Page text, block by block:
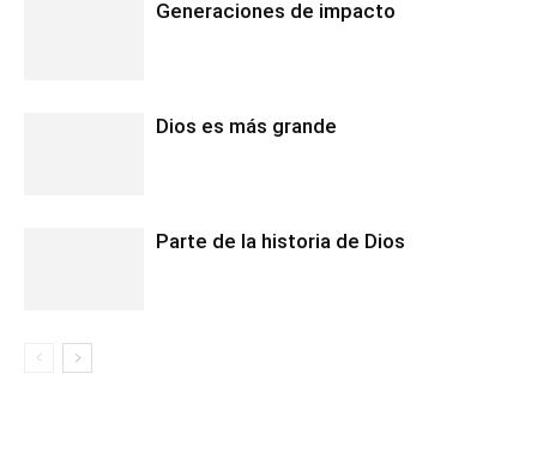
Generaciones de impacto
Dios es más grande
Parte de la historia de Dios